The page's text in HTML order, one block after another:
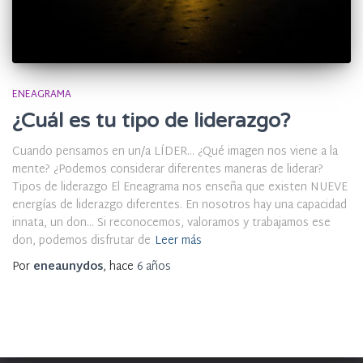
ENEAGRAMA
¿Cuál es tu tipo de liderazgo?
Cuando pensamos en un/a LÍDER… ¿Qué imagen nos viene a la
mente? ¿Podemos considerar diferentes maneras de liderar?
Tipos de liderazgo El Eneagrama nos enseña que existen NUEVE
energías de liderazgo diferentes. En nosotros hay una capacidad
innata, un don… Si reconocemos, valoramos y trabajamos ese
don, podemos disfrutar de Leer más
Por eneaunydos, hace 6 años